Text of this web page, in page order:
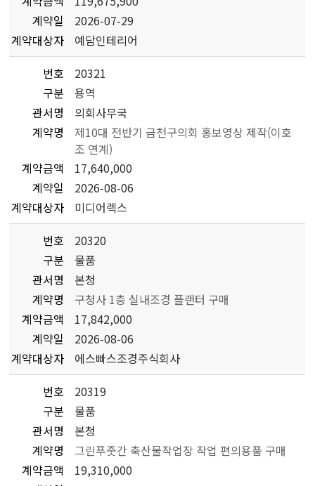
계약일
2026-07-29
계약대상자
예담인테리어
번호
20321
구분
용역
관서명
의회사무국
계약명
제10대 전반기 금천구의회 홍보영상 제작(이호
조 연계)
계약금액
17,640,000
계약일
2026-08-06
계약대상자
미디어렉스
번호
20320
구분
물품
관서명
본청
계약명
구청사 1층 실내조경 플랜터 구매
계약금액
17,842,000
계약일
2026-08-06
계약대상자
에스빠스조경주식회사
번호
20319
구분
물품
관서명
본청
계약명
그린푸줏간 축산물작업장 작업 편의용품 구매
계약금액
19,310,000